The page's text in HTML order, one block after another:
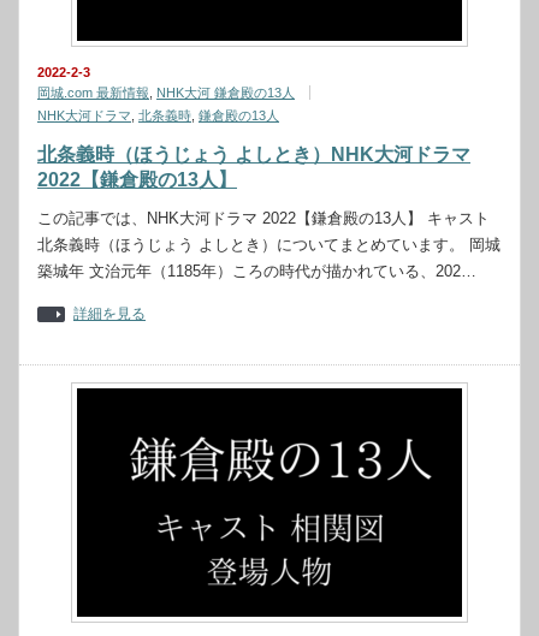
2022-2-3
岡城.com 最新情報
NHK大河 鎌倉殿の13人
NHK大河ドラマ 北条義時 鎌倉殿の13人
北条義時（ほうじょう よしとき）NHK大河ドラマ
2022【鎌倉殿の13人】
この記事では、NHK大河ドラマ 2022【鎌倉殿の13人】 キャスト
北条義時（ほうじょう よしとき）についてまとめています。 岡城
築城年 文治元年（1185年）ころの時代が描かれている、202…
詳細を見る